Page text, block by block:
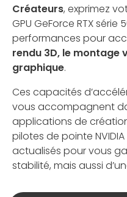
Créateurs, exprimez
GPU GeForce RTX série
performances pour
rendu 3D, le montage
graphique.
Ces capacités
vous accompagnent
applications de
pilotes de pointe
actualisés pour vous
stabilité, mais aussi